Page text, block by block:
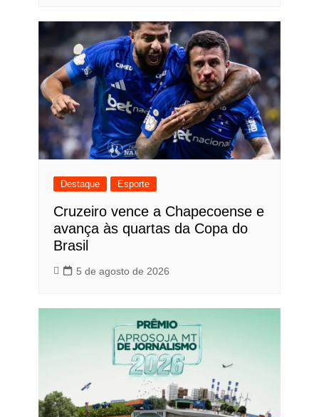
Destaque Esporte
Cruzeiro vence a Chapecoense e
avança às quartas da Copa do
Brasil
5 de agosto de 2026